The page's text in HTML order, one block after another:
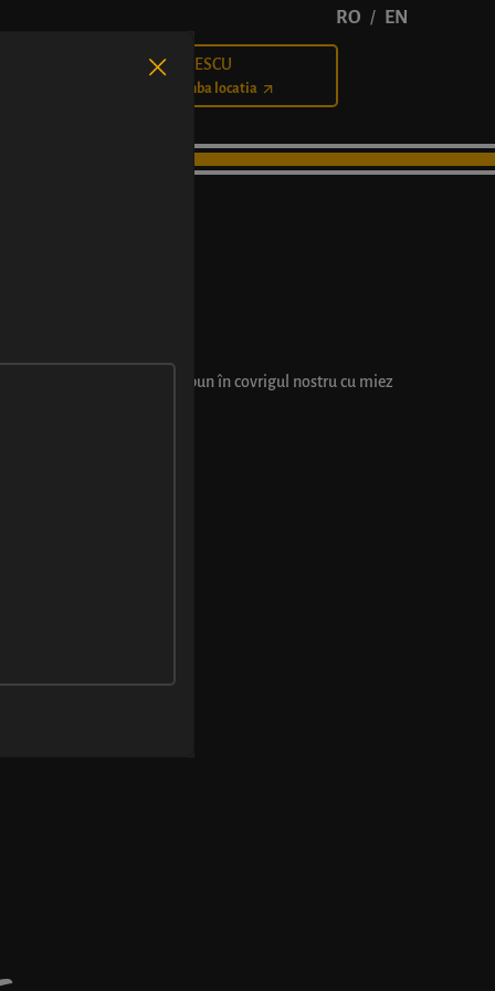
BĂLCESCU
Schimba locatia
RO / EN
și-a găsit un loc călduț și bun în covrigul nostru cu miez